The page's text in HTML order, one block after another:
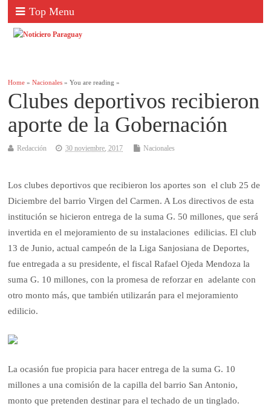
Top Menu
Home »Nacionales » You are reading »
Clubes deportivos recibieron
aporte de la Gobernación
Redacción 30 noviembre, 2017 Nacionales
Los clubes deportivos que recibieron los aportes son el club 25 de
Diciembre del barrio Virgen del Carmen. A Los directivos de esta
institución se hicieron entrega de la suma G. 50 millones, que será
invertida en el mejoramiento de su instalaciones edilicias. El club
13 de Junio, actual campeón de la Liga Sanjosiana de Deportes,
fue entregada a su presidente, el fiscal Rafael Ojeda Mendoza la
suma G. 10 millones, con la promesa de reforzar en adelante con
otro monto más, que también utilizarán para el mejoramiento
edilicio.
La ocasión fue propicia para hacer entrega de la suma G. 10
millones a una comisión de la capilla del barrio San Antonio,
monto que pretenden destinar para el techado de un tinglado.